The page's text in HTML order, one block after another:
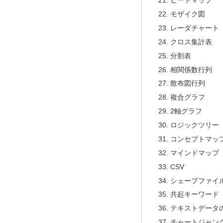
モザイク図
レーダチャート
クロス集計表
分割表
相関係数行列
散布図行列
複合グラフ
2軸グラフ
ロジックツリー
コンセプトマッ
マインドマップ
CSV
シェープファイ
共起キーワード
テキストデータ